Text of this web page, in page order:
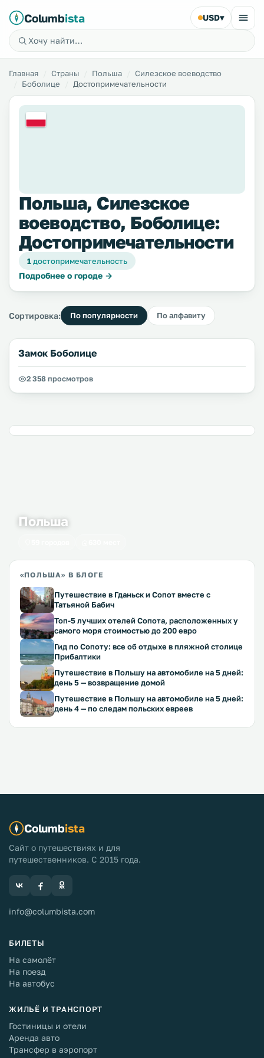
Columbista USD▾
Главная Страны Польша
Силезское воеводство
Боболице
Достопримечательности
Польша, Силезское
воеводство, Боболице:
Достопримечательности
1достопримечательность
Подробнее о городе →
Сортировка: По популярности По алфавиту
Замок Боболице
2 358 просмотров
Польша
«ПОЛЬША» В БЛОГЕ
Путешествие в Гданьск и Сопот вместе с
Татьяной Бабич
Топ-5 лучших отелей Сопота, расположенных у
самого моря стоимостью до 200 евро
Гид по Сопоту: все об отдыхе в пляжной столице
Прибалтики
Путешествие в Польшу на автомобиле на 5 дней:
день 5 — возвращение домой
Путешествие в Польшу на автомобиле на 5 дней:
день 4 — по следам польских евреев
Columbista
Сайт о путешествиях и для
путешественников. С 2015 года.
info@columbista.com
БИЛЕТЫ
На самолёт
На поезд
На автобус
ЖИЛЬЁ И ТРАНСПОРТ
Гостиницы и отели
Аренда авто
Трансфер в аэропорт